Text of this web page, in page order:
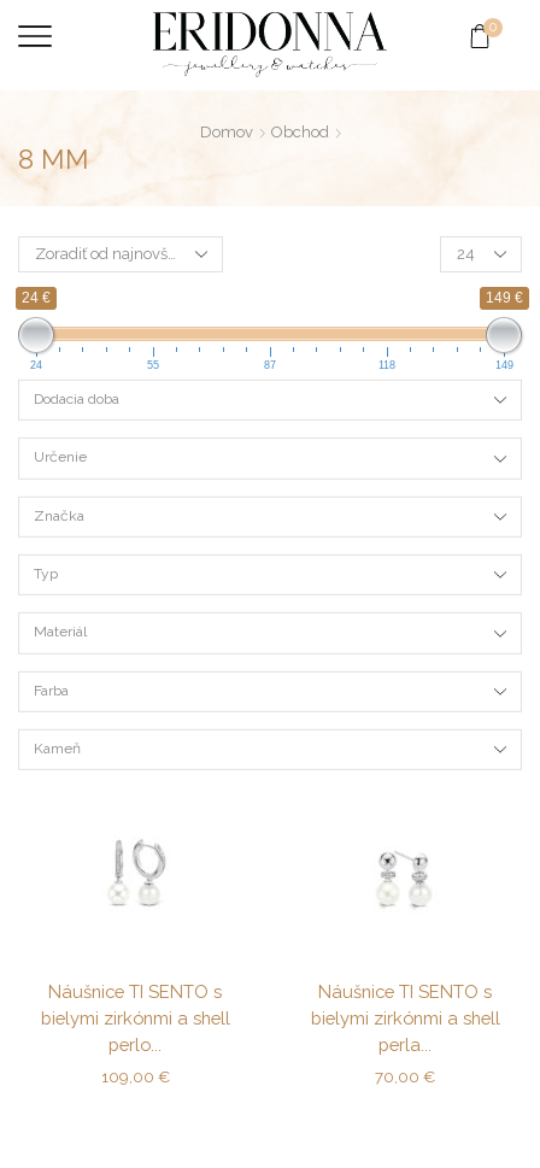
0
Domov Obchod
8 MM
24 € 149 €
24 55 87 118 149
Dodacia doba
Určenie
Značka
Typ
Materiál
Farba
Kameň
Náušnice TI SENTO s
bielymi zirkónmi a shell
perlo...
109,00 €
Náušnice TI SENTO s
bielymi zirkónmi a shell
perla...
70,00 €